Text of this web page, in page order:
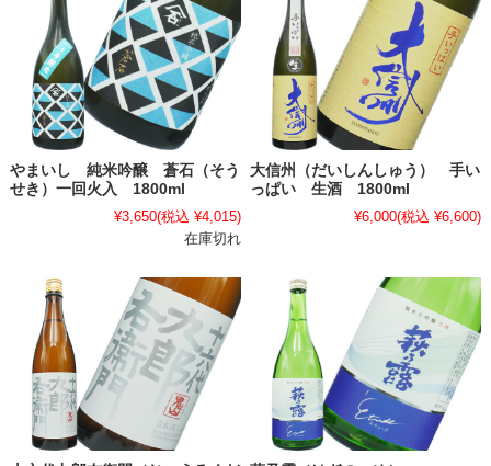
やまいし 純米吟醸 蒼石（そう
せき）一回火入 1800ml
¥3,650(税込 ¥4,015)
在庫切れ
大信州（だいしんしゅう） 手い
っぱい 生酒 1800ml
¥6,000(税込 ¥6,600)